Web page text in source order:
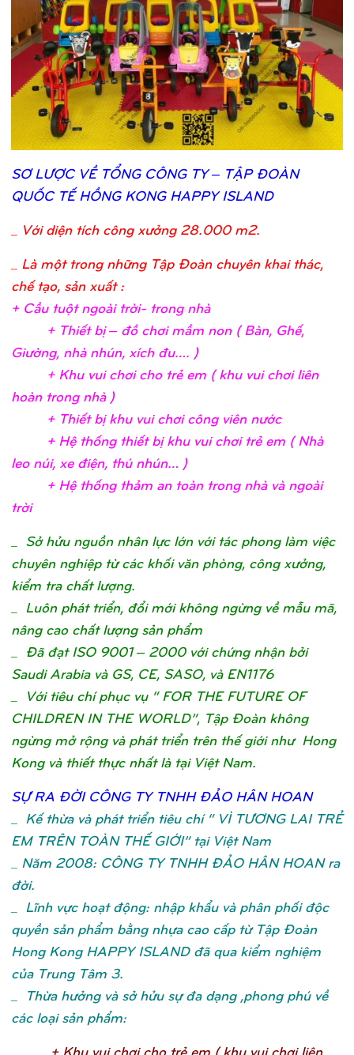
SƠLƯỢC VỀTỔNG CÔNG TY – TẬP ĐOÀN
QUỐC TẾHỒNG KONG HAPPY ISLAND
Với diện tích công xưởng 28.000 m2.
_ Là một trong những Tập Đoàn chuyên khai thác,
chế tạo, sản xuất :
+ Cầu tuột ngoài trời- trong nhà
+ Thiết bị– đồchơi mầm non ( Bàn, Ghế,
Giường, nhà nhún, xích đu…. )
+ Khu vui chơi cho trẻem ( khu vui chơi liên
hoàn trong nhà )
+ Thiết bịkhu vui chơi công viên nước
+ Hệthống thiết bịkhu vui chơi trẻem ( Nhà
leo núi, xe điện, thú nhún… )
+ Hệthống thảm an toàn trong nhà và ngoài
trời
Sở hửu nguồn nhân lực lớn với tác phong làm việc
chuyên nghiệp từ các khối văn phòng, công xưởng,
kiểm tra chất lượng.
_ Luôn phát triển, đổi mới không ngừng về mẫu mã,
nâng cao chất lượng sản phẩm
_ Đã đạt ISO 9001 – 2000 với chứng nhận bởi
Saudi Arabia và GS, CE, SASO, và EN1176
_ Với tiêu chí phục vụ “ FOR THE FUTURE OF
CHILDREN IN THE WORLD”, Tập Đoàn không
ngừng mở rộng và phát triển trên thế giới như Hong
Kong và thiết thực nhất là tại Việt Nam.
SỰRA ĐỜI CÔNG TY TNHH ĐẢO HÂN HOAN
Kế thừa và phát triển tiêu chí “ VÌ TƯƠNG LAI TRẺ
EM TRÊN TOÀN THẾ GIỚI” tại Việt Nam
_ Năm 2008: CÔNG TY TNHH ĐẢO HÂN HOAN ra
đời.
_ Lĩnh vực hoạt động: nhập khẩu và phân phối độc
quyền sản phẩm bằng nhựa cao cấp từ Tập Đoàn
Hong Kong HAPPY ISLAND đã qua kiểm nghiệm
của Trung Tâm 3.
_ Thừa hưởng và sở hửu sự đa dạng ,phong phú về
các loại sản phẩm:
+ Khu vui chơi cho trẻem ( khu vui chơi liên